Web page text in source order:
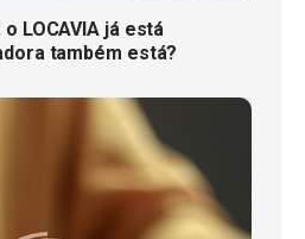
LOCAVIA já está
também está?